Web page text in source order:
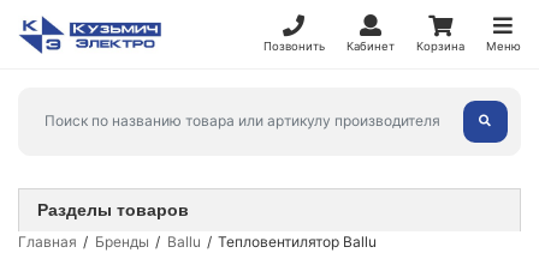
Позвонить Кабинет Корзина Меню
Главная Бренды Ballu Тепловентилятор Ballu
Разделы товаров